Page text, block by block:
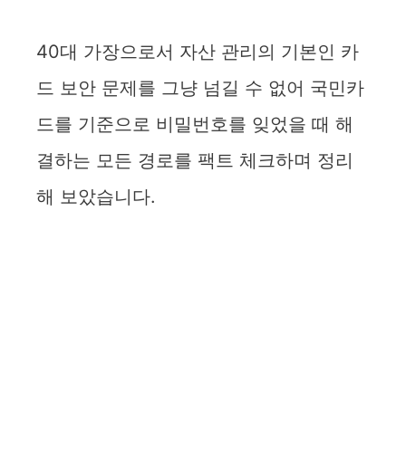
40대 가장으로서 자산 관리의 기본인 카
드 보안 문제를 그냥 넘길 수 없어 국민카
드를 기준으로 비밀번호를 잊었을 때 해
결하는 모든 경로를 팩트 체크하며 정리
해 보았습니다.